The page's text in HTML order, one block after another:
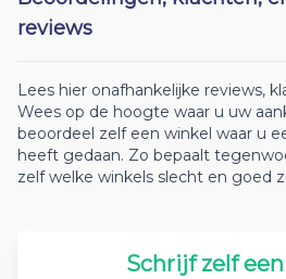
reviews
Lees hier onafhankelijke reviews,
Wees op de hoogte waar u uw
beoordeel zelf een winkel waar u
heeft gedaan. Zo bepaalt
zelf welke winkels slecht en goed
Schrijf zelf